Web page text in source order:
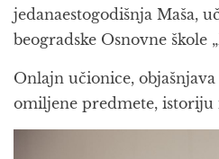
jedanaestogodišnja Maša,
beogradske Osnovne škole
Onlajn učionice,
omiljene predmete, istoriju